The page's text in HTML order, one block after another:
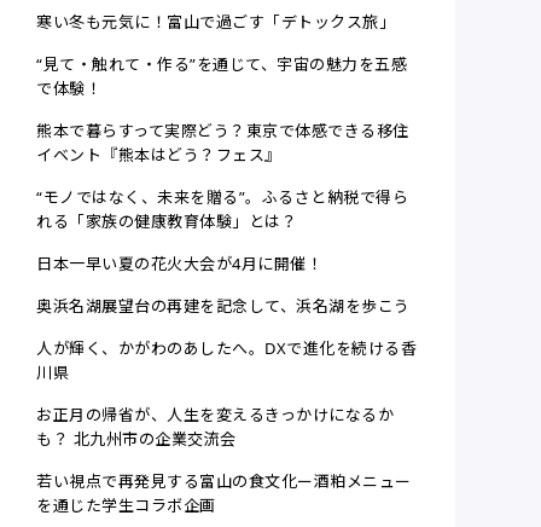
寒い冬も元気に！富山で過ごす「デトックス旅」
“見て・触れて・作る”を通じて、宇宙の魅力を五感
で体験！
熊本で暮らすって実際どう？東京で体感できる移住
イベント『熊本はどう？フェス』
“モノではなく、未来を贈る”。ふるさと納税で得ら
れる「家族の健康教育体験」とは？
日本一早い夏の花火大会が4月に開催！
奥浜名湖展望台の再建を記念して、浜名湖を歩こう
人が輝く、かがわのあしたへ。DXで進化を続ける香
川県
お正月の帰省が、人生を変えるきっかけになるか
も？ 北九州市の企業交流会
若い視点で再発見する富山の食文化ー酒粕メニュー
を通じた学生コラボ企画